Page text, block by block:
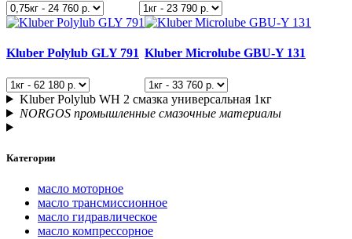
Kluber Polylub GLY 791 Kluber Microlube GBU-Y 131
Kluber Polylub WH 2 смазка универсальная 1кг
NORGOS промышленные смазочные материалы
Категории
масло моторное
масло трансмиссионное
масло гидравлическое
масло компрессорное